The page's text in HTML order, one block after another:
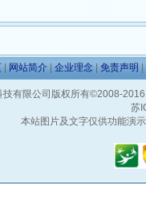
| 网站简介 | 企业理念 | 免责声明 |
技有限公司版权所有©2008-
苏
本站图片及文字仅供功能演